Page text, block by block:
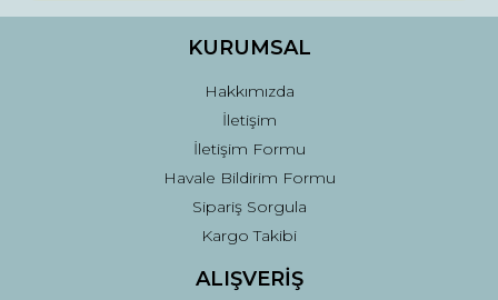
Bu ürüne benzer farklı alternatifler olmalı.
Gönder
KURUMSAL
Hakkımızda
İletişim
İletişim Formu
Havale Bildirim Formu
Sipariş Sorgula
Kargo Takibi
ALIŞVERİŞ